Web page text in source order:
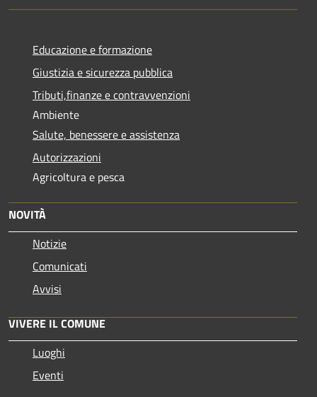
Educazione e formazione
Giustizia e sicurezza pubblica
Tributi,finanze e contravvenzioni
Ambiente
Salute, benessere e assistenza
Autorizzazioni
Agricoltura e pesca
NOVITÀ
Notizie
Comunicati
Avvisi
VIVERE IL COMUNE
Luoghi
Eventi